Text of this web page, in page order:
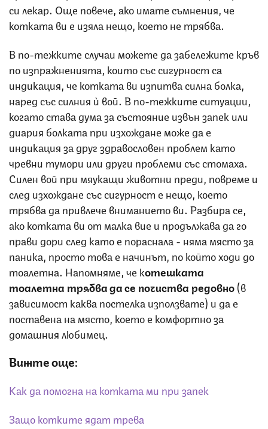
си лекар. Още повече, ако имате съмнения, че
котката ви е изяла нещо, което не трябва.
В по-тежките случаи можете да забележите кръв
по изпражненията, които със сигурност са
индикация, че котката ви изпитва силна болка,
наред със силния ѝ вой. В по-тежките ситуации,
когато става дума за състояние извън запек или
диария болката при изхождане може да е
индикация за друг здравословен проблем като
чревни тумори или други проблеми със стомаха.
Силен вой при мяукащи животни преди, повреме и
след изхождане със сигурност е нещо, което
трябва да привлече вниманието ви. Разбира се,
ако котката ви от малка вие и продължава да го
прави дори след като е пораснала - няма място за
паника, просто това е начинът, по който ходи до
тоалетна. Напомняме, че котешката
тоалетна трябва да се почиства редовно(в
зависимост каква постелка използвате) и да е
поставена на място, което е комфортно за
домашния любимец.
Вижте още:
Как да помогна на котката ми при запек
Защо котките ядат трева